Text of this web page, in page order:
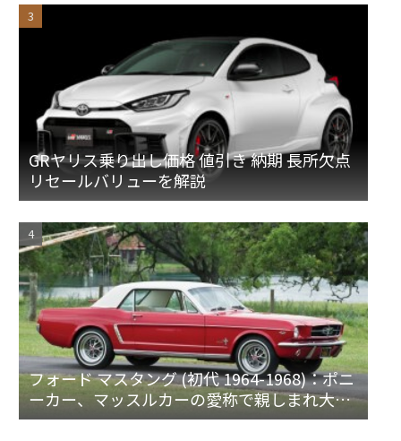
GRヤリス乗り出し価格 値引き 納期 長所欠点
リセールバリューを解説
フォード マスタング (初代 1964-1968)：ポニ
ーカー、マッスルカーの愛称で親しまれ大ヒ
ット